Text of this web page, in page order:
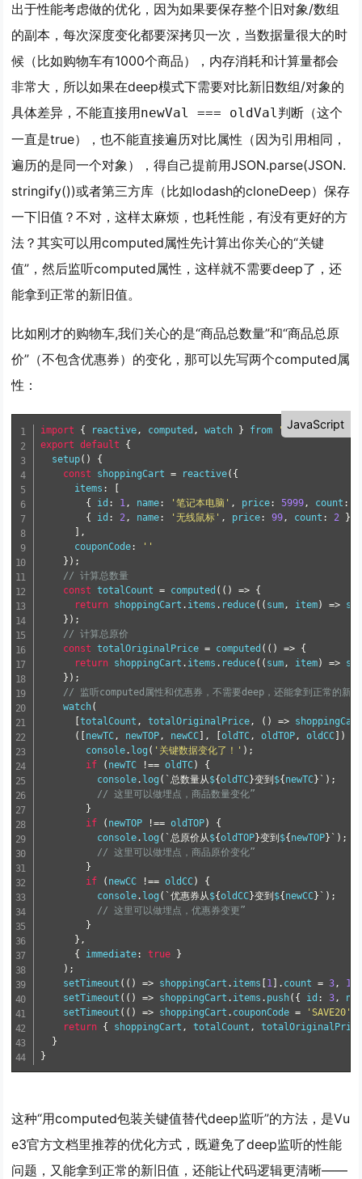
出于性能考虑做的优化，因为如果要保存整个旧对象/数组
的副本，每次深度变化都要深拷贝一次，当数据量很大的时
候（比如购物车有1000个商品），内存消耗和计算量都会
非常大，所以如果在deep模式下需要对比新旧数组/对象的
具体差异，不能直接用newVal === oldVal判断（这个
一直是true），也不能直接遍历对比属性（因为引用相同，
遍历的是同一个对象），得自己提前用JSON.parse(JSON.
stringify())或者第三方库（比如lodash的cloneDeep）保存
一下旧值？不对，这样太麻烦，也耗性能，有没有更好的方
法？其实可以用computed属性先计算出你关心的“关键
值”，然后监听computed属性，这样就不需要deep了，还
能拿到正常的新旧值。
比如刚才的购物车,我们关心的是“商品总数量”和“商品总原
价”（不包含优惠券）的变化，那可以先写两个computed属
性：
JavaScript
import { reactive, computed , watch } from 'vue';
export
default
{
setup( )
{
const
shoppingCart = reactive( {
      items
:
{
id : 1, name: '笔记本电脑' , price: 5999, count :
{
id : 2, name: '无线鼠标' , price: 99, count : 2
}
,
      couponCode
:
''
} ) ;
// 计算总数量
const totalCount = computed ( ( ) => {
return shoppingCart . items . reduce( ( sum, item) =>
} ) ;
// 计算总原价
const totalOriginalPrice = computed ( ( ) => {
return shoppingCart . items . reduce( ( sum, item) =>
} ) ;
// 监听computed属性和优惠券，不需要deep，还能拿到正常的新
watch(
[totalCount , totalOriginalPrice, ( ) =>
(
newTC, newTOP, newCC , [oldTC, oldTOP, oldCC )
        console
. log ( '关键数据变化了！' ) ;
if
( newTC !== oldTC)
{
          console
. log ( `总数量从${oldTC}变到 ${ newTC} ` ) ;
// 这里可以做埋点，商品数量变化”
}
if
( newTOP !== oldTOP)
{
          console
. log ( `总原价从${oldTOP}变到 ${ newTOP} ` ) ;
// 这里可以做埋点，商品原价变化”
}
if
( newCC !== oldCC)
{
          console
. log ( `优惠券从${oldCC}变到 ${ newCC} ` ) ;
// 这里可以做埋点，优惠券变更”
}
} ,
{
immediate: true
}
) ;
setTimeout ( ( ) => shoppingCart . items 1 . count = 3,
setTimeout ( ( ) => shoppingCart . items . push( { id : 3,
setTimeout ( ( ) => shoppingCart . couponCode = 'SAVE20'
return { shoppingCart , totalCount ,
}
}
这种“用computed包装关键值替代deep监听”的方法，是Vu
e3官方文档里推荐的优化方式，既避免了deep监听的性能
问题，又能拿到正常的新旧值，还能让代码逻辑更清晰——